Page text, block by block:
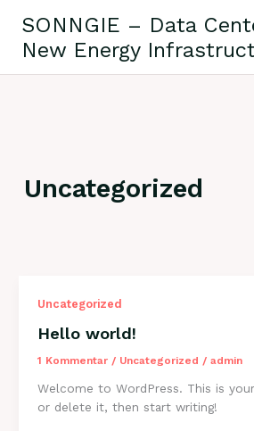
Inhalt
springen
SONNGIE – Data
New Energy
Uncategorized
Uncategorized
Hello world!
1 Kommentar / Uncategorized / admin
Welcome to WordPress. This is
or delete it, then start writing!